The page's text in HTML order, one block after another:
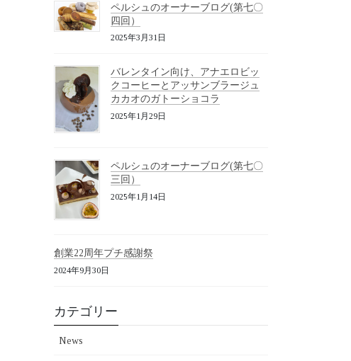
ペルシュのオーナーブログ(第七〇
四回）
2025年3月31日
バレンタイン向け、アナエロビッ
クコーヒーとアッサンブラージュ
カカオのガトーショコラ
2025年1月29日
ペルシュのオーナーブログ(第七〇
三回）
2025年1月14日
創業22周年プチ感謝祭
2024年9月30日
カテゴリー
News